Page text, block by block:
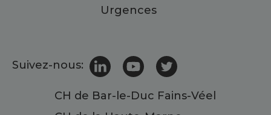
Urgences
Suivez-nous:
CH de Bar-le-Duc Fains-Véel